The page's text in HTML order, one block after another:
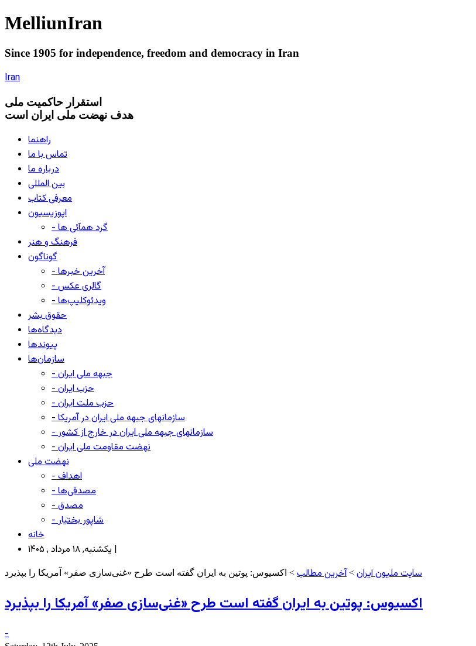
MelliunIran
Since 1905 for independence, freedom and democracy in Iran
Iran
استقرار حاکميت ملی
هدف نهضت ملی ایران است
راهنما
تماس با ما
درباره ما
بین المللی
معرفی کتاب
اپوزیسیون
- گرد همآئی ها
فرهنگ و هنر
گوناگون
- آخرین خبرها
- گالری عکس
- ویدئوکلیپ‌ها
حقوق بشر
دیدگاه‌ها
پیوندها
سازمان‌ها
- جبهه ملی ایران
- حزب ایران
- حزب ملت ایران
- سازمانهای جبهه ملی ایران در آمریکا
- سازمانهای جبهه ملی ایران در خارج از کشور
- نهضت مقاومت ملی ایران
نهضت ملی
- اهداف
- مصدقی‌ها
- مصدق
- شاپور بختیار
خانه
یکشنبه, ۱۸ مرداد , ۱۴۰۵ |
سایت ملیون ایران >آخرین مطالب > اکسیوس: پوتین به ایران گفته است طرح «غنی‌سازی صفر» آمریکا را بپذیرد
اکسیوس: پوتین به ایران گفته است طرح «غنی‌سازی صفر» آمریکا را بپذیرد
-